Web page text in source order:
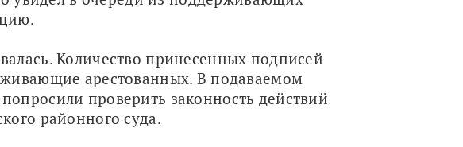
Количество принесенных подписей
арестованных. В подаваемом
проверить законность действий
районного суда.